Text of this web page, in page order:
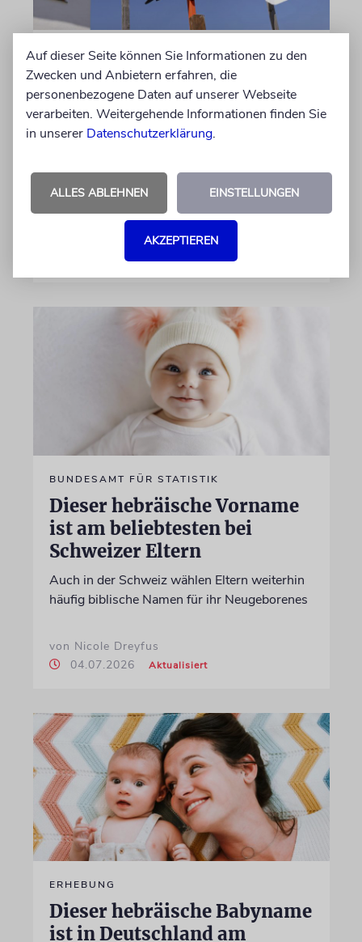
STATISTIK
Diese hebräischen
Vornamen in Österreich sind
am beliebtesten
Unter den Top Ten sind auch viele Namen
biblischen Ursprungs
von Nicole Dreyfus
04.07.2026
BUNDESAMT FÜR STATISTIK
Dieser hebräische Vorname
ist am beliebtesten bei
Schweizer Eltern
Auch in der Schweiz wählen Eltern weiterhin
häufig biblische Namen für ihr Neugeborenes
von Nicole Dreyfus
04.07.2026
Aktualisiert
ERHEBUNG
Dieser hebräische Babyname
ist in Deutschland am
Auf dieser Seite können Sie Informationen zu den
Zwecken und Anbietern erfahren, die
personenbezogene Daten auf unserer Webseite
verarbeiten. Weitergehende Informationen finden Sie
in unserer Datenschutzerklärung.
ALLES ABLEHNEN EINSTELLUNGEN
AKZEPTIEREN